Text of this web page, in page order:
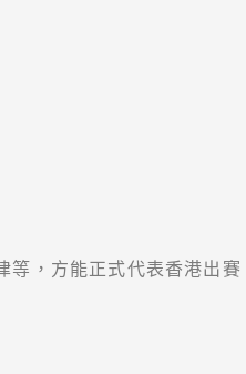
，方能正式代表香港出賽